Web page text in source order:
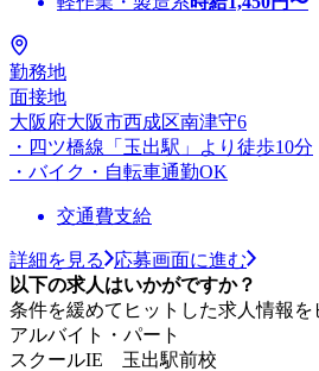
勤務地
面接地
大阪府大阪市西成区南津守6
・四ツ橋線「玉出駅」より徒歩10分
・バイク・自転車通勤OK
交通費支給
詳細を見る
応募画面に進む
以下の求人はいかがですか？
条件を緩めてヒットした求人情報を
アルバイト・パート
スクールIE 玉出駅前校